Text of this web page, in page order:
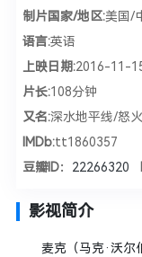
制片国家/地区:美国/
语言:英语
上映日期:2016-11-
片长:108分钟
又名:深水地平线/怒
IMDb:tt1860357
豆瓣ID： 22266320
影视简介
麦克（马克·沃尔伯